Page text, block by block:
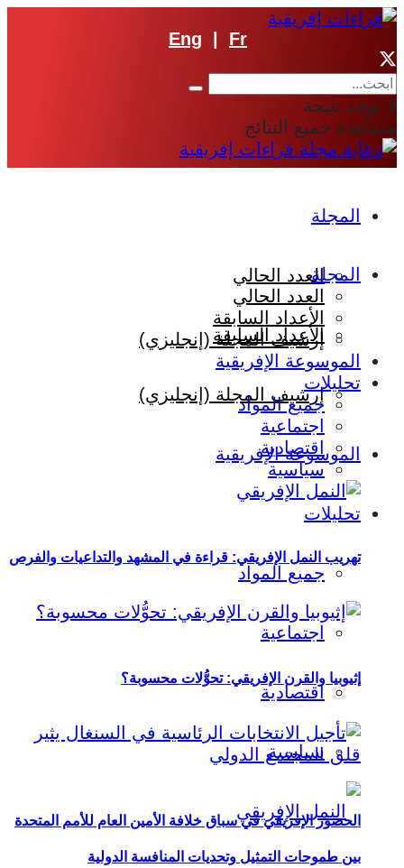
Eng Fr
لا توجد نتيجة
مشاهدة جميع النتائج
المجلة
العدد الحالي
الأعداد السابقة
إرشيف المجلة (إنجليزي)
الموسوعة الإفريقية
تحليلات
جميع المواد
اجتماعية
اقتصادية
سياسية
المجلة
العدد الحالي
الأعداد السابقة
إرشيف المجلة (إنجليزي)
الموسوعة الإفريقية
تحليلات
جميع المواد
اجتماعية
اقتصادية
سياسية
تهريب النمل الإفريقي: قراءة في المشهد والتداعيات والفرص
إثيوبيا والقرن الإفريقي: تحوُّلات محسوبة؟
الحضور الإفريقي في سباق خلافة الأمين العام للأمم المتحدة
بين طموحات التمثيل وتحديات المنافسة الدولية